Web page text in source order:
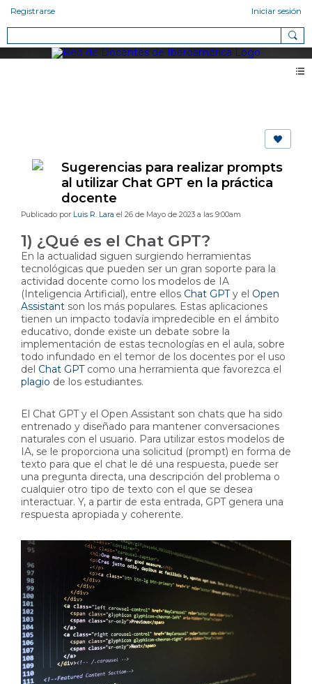
Registrarse Iniciar sesión
Sugerencias para realizar prompts
al utilizar Chat GPT en la práctica
docente
Publicado por Luis R. Lara el 26 de Mayo de 2023 a las 9:00am
1) ¿Qué es el Chat GPT?
En la actualidad siguen surgiendo herramientas
tecnológicas que pueden ser un gran soporte para la
actividad docente como los modelos de IA
(Inteligencia Artificial), entre ellos Chat GPTy el Open
Assistant son los más populares. Estas aplicaciones
tienen un impacto todavía impredecible en el ámbito
educativo, donde existe un debate sobre la
implementación de estas tecnologías en el aula, sobre
todo infundado en el temor de los docentes por el uso
del Chat GPTcomo una herramienta que favorezca el
plagio de los estudiantes.
El Chat GPT y el Open Assistant son chats que ha sido
entrenado y diseñado para mantener conversaciones
naturales con el usuario. Para utilizar estos modelos de
IA, se le proporciona una solicitud (prompt) en forma de
texto para que el chat le dé una respuesta, puede ser
una pregunta directa, una descripción del problema o
cualquier otro tipo de texto con el que se desea
interactuar. Y, a partir de esta entrada, GPT genera una
respuesta apropiada y coherente.